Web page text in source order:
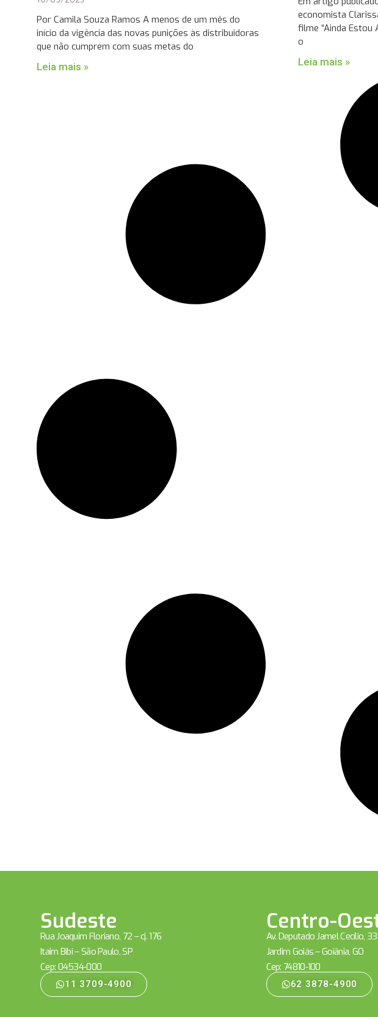
Por Camila Souza Ramos A menos de um mês do
início da vigência das novas punições às distribuidoras
que não cumprem com suas metas do
Leia mais »
economista
filme “Ainda Estou
o
Leia mais »
Sudeste
Rua Joaquim Floriano, 72 – cj. 176
Itaim Bibi – São Paulo, SP
Cep: 04534-000
11 3709-4900
Centro-
Av. Deputado Jamel Cecílio,
Jardim Goiás – Goiânia, GO
Cep: 74810-100
62 3878-4900